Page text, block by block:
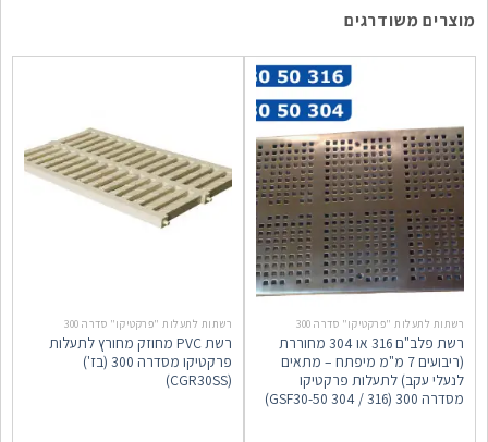
מוצרים משודרגים
רשתות לתעלות "פרקטיקו" סדרה 300
רשת פלב"ם 316 או 304 מחוררת
(ריבועים 7 מ"מ מיפתח – מתאים
לנעלי עקב) לתעלות פרקטיקו
מסדרה 300 (316 / GSF30-50 304)
רשתות לתעלות "פרקטיקו" סדרה 300
רשת PVC מחוזק מחורץ לתעלות
פרקטיקו מסדרה 300 (בז')
(CGR30SS)